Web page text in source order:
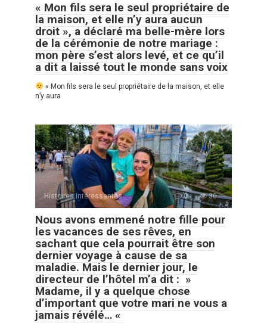
« Mon fils sera le seul propriétaire de
la maison, et elle n’y aura aucun
droit », a déclaré ma belle-mère lors
de la cérémonie de notre mariage :
mon père s’est alors levé, et ce qu’il
a dit a laissé tout le monde sans voix
« Mon fils sera le seul propriétaire de la maison, et elle
n’y aura
Histoires Intéressantes 0 30
Nous avons emmené notre fille pour
les vacances de ses rêves, en
sachant que cela pourrait être son
dernier voyage à cause de sa
maladie. Mais le dernier jour, le
directeur de l’hôtel m’a dit : »
Madame, il y a quelque chose
d’important que votre mari ne vous a
jamais révélé… «